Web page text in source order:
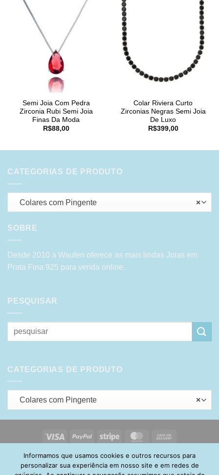
Semi Joia Com Pedra
Zirconia Rubi Semi Joia
Finas Da Moda
R$88,00
Colar Riviera Curto
Zirconias Negras Semi Joia
De Luxo
R$399,00
CATEGORIAS DE PRODUTO
×
Colares com Pingente
SOBRE
Desde 2010 a Waufen oferece as mais lindas Joias em
Prata Fina 925 para venda online.
PESQUISAR
Pesquisar
por:
CATEGORIAS DE PRODUTO
×
Colares com Pingente
Visa PayPal Stripe MasterCard
Delivery
HOME SOBRE POLÍTICA DE PRIVACIDADE
ENTREGA
TROCA E DEVOLUÇÃO
GARANTIA FAQ
CARRINHO
MINHA CONTA
CONTATO
Informamos que usamos cookies e outros recursos para
personalizar sua experiência em nosso site e em redes de